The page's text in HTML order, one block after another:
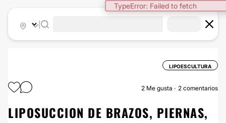
TypeError: Failed to fetch
LIPOESCULTURA
2 Me gusta 2 comentarios
LIPOSUCCION DE BRAZOS, PIERNAS,